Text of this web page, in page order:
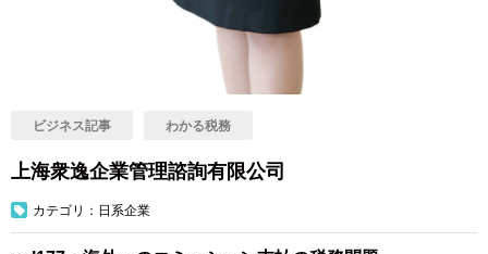
ビジネス記事 わかる税務
上海衆逸企業管理諮詢有限公司
カテゴリ：日系企業